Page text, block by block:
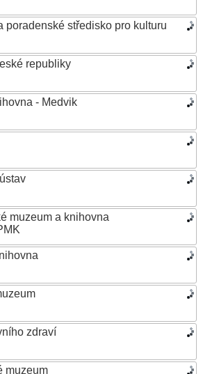
poradenské středisko pro kulturu
republiky
- Medvik
muzeum a knihovna
zdraví
muzeum